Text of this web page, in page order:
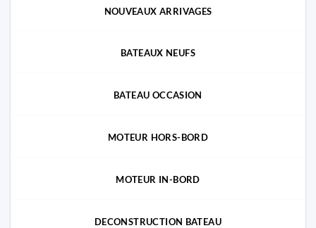
NOUVEAUX ARRIVAGES
BATEAUX NEUFS
BATEAU OCCASION
MOTEUR HORS-BORD
MOTEUR IN-BORD
DECONSTRUCTION BATEAU